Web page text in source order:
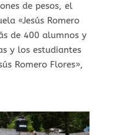
de pesos, el
«Jesús Romero
de 400 alumnos y
y los estudiantes
Romero Flores»,